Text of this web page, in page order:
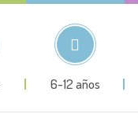
6-12 años